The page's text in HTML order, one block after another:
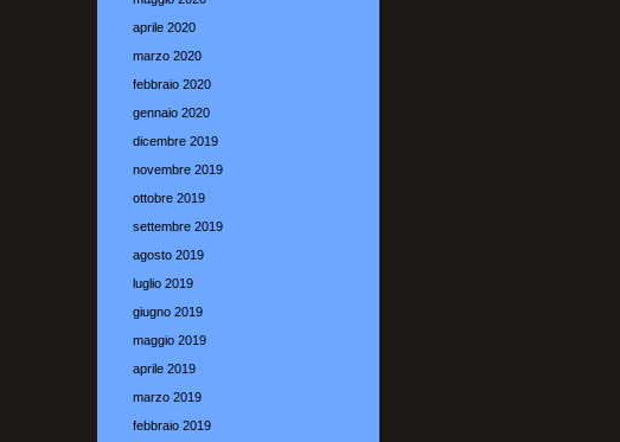
aprile 2020
marzo 2020
febbraio 2020
gennaio 2020
dicembre 2019
novembre 2019
ottobre 2019
settembre 2019
agosto 2019
luglio 2019
giugno 2019
maggio 2019
aprile 2019
marzo 2019
febbraio 2019